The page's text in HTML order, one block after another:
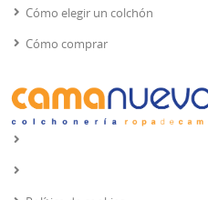
Cómo elegir un colchón
Cómo comprar